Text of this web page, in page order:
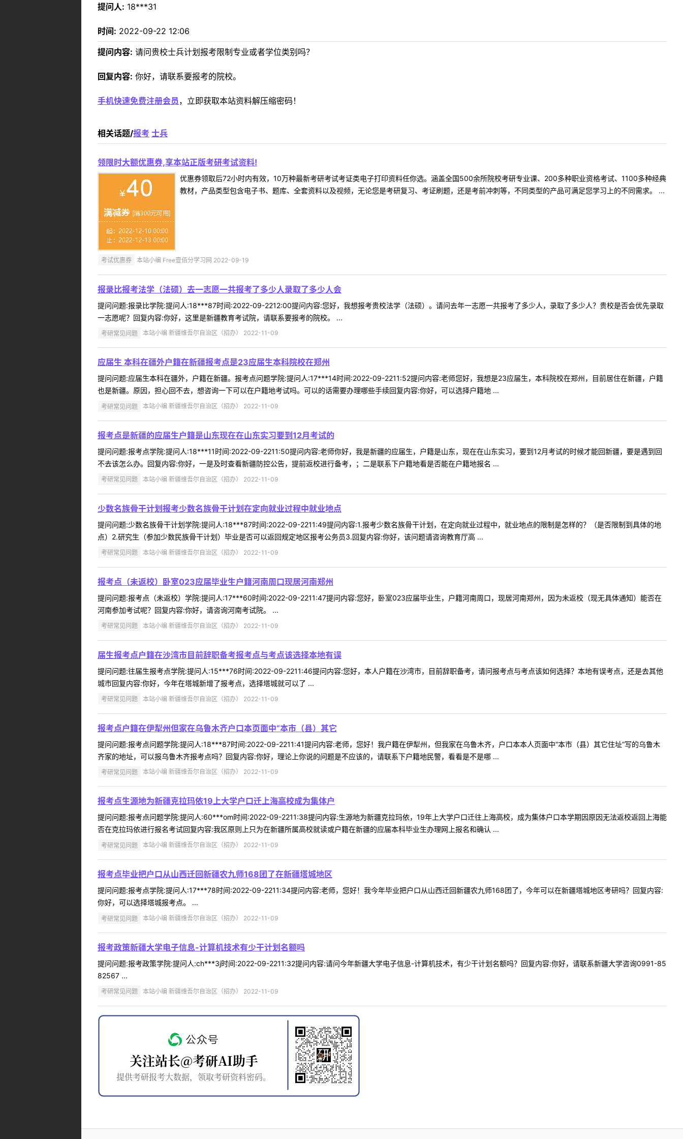
提问人: 18***31
时间: 2022-09-22 12:06
提问内容: 请问贵校士兵计划报考限制专业或者学位类别吗？
回复内容: 你好，请联系要报考的院校。
手机快速免费注册会员 ，立即获取本站资料解压缩密码！
相关话题/报考 士兵
领限时大额优惠券,享本站正版考研考试资料!
优惠券领取后72小时内有效，10万种最新考研考试考证类电子打印资料任你选。涵盖全国500余所院校考研专业课、200多种职业资格考试、1100多种经典
教材，产品类型包含电子书、题库、全套资料以及视频，无论您是考研复习、考证刷题，还是考前冲刺等，不同类型的产品可满足您学习上的不同需求。 ...
考试优惠券 本站小编 Free壹佰分学习网 2022-09-19
报录比报考法学（法硕）去一志愿一共报考了多少人录取了多少人会
提问问题:报录比学院:提问人:18***87时间:2022-09-2212:00提问内容:您好，我想报考贵校法学（法硕）。请问去年一志愿一共报考了多少人，录取了多少人？贵校是否会优先录取
一志愿呢？回复内容:你好，这里是新疆教育考试院，请联系要报考的院校。 ...
考研常见问题 本站小编 新疆维吾尔自治区（招办） 2022-11-09
应届生 本科在疆外户籍在新疆报考点是23应届生本科院校在郑州
提问问题:应届生本科在疆外，户籍在新疆。报考点问题学院:提问人:17***14时间:2022-09-2211:52提问内容:老师您好，我想是23应届生，本科院校在郑州，目前居住在新疆，户籍
也是新疆。原因，担心回不去，想咨询一下可以在户籍地考试吗。可以的话需要办理哪些手续回复内容:你好，可以选择户籍地 ...
考研常见问题 本站小编 新疆维吾尔自治区（招办） 2022-11-09
报考点是新疆的应届生户籍是山东现在在山东实习要到12月考试的
提问问题:报考点学院:提问人:18***11时间:2022-09-2211:50提问内容:老师你好，我是新疆的应届生，户籍是山东，现在在山东实习，要到12月考试的时候才能回新疆，要是遇到回
不去该怎么办。回复内容:你好，一是及时查看新疆防控公告，提前返校进行备考，；二是联系下户籍地看是否能在户籍地报名 ...
考研常见问题 本站小编 新疆维吾尔自治区（招办） 2022-11-09
少数名族骨干计划报考少数名族骨干计划在定向就业过程中就业地点
提问问题:少数名族骨干计划学院:提问人:18***87时间:2022-09-2211:49提问内容:1.报考少数名族骨干计划，在定向就业过程中，就业地点的限制是怎样的？（是否限制到具体的地
点）2.研究生（参加少数民族骨干计划）毕业是否可以返回规定地区报考公务员3.回复内容:你好，该问题请咨询教育厅高 ...
考研常见问题 本站小编 新疆维吾尔自治区（招办） 2022-11-09
报考点（未返校）卧室023应届毕业生户籍河南周口现居河南郑州
提问问题:报考点（未返校）学院:提问人:17***60时间:2022-09-2211:47提问内容:您好，卧室023应届毕业生，户籍河南周口，现居河南郑州，因为未返校（现无具体通知）能否在
河南参加考试呢？回复内容:你好，请咨询河南考试院。 ...
考研常见问题 本站小编 新疆维吾尔自治区（招办） 2022-11-09
届生报考点户籍在沙湾市目前辞职备考报考点与考点该选择本地有误
提问问题:往届生报考点学院:提问人:15***76时间:2022-09-2211:46提问内容:您好，本人户籍在沙湾市，目前辞职备考，请问报考点与考点该如何选择？本地有误考点，还是去其他
城市回复内容:你好，今年在塔城新增了报考点，选择塔城就可以了 ...
考研常见问题 本站小编 新疆维吾尔自治区（招办） 2022-11-09
报考点户籍在伊犁州但家在乌鲁木齐户口本页面中“本市（县）其它
提问问题:报考点问题学院:提问人:18***87时间:2022-09-2211:41提问内容:老师，您好！我户籍在伊犁州，但我家在乌鲁木齐，户口本本人页面中“本市（县）其它住址”写的乌鲁木
齐家的地址，可以报乌鲁木齐报考点吗？回复内容:你好，理论上你说的问题是不应该的，请联系下户籍地民警，看看是不是哪 ...
考研常见问题 本站小编 新疆维吾尔自治区（招办） 2022-11-09
报考点生源地为新疆克拉玛依19上大学户口迁上海高校成为集体户
提问问题:报考点问题学院:提问人:60***om时间:2022-09-2211:38提问内容:生源地为新疆克拉玛依，19年上大学户口迁往上海高校，成为集体户口本学期因原因无法返校返回上海能
否在克拉玛依进行报名考试回复内容:我区原则上只为在新疆所属高校就读或户籍在新疆的应届本科毕业生办理网上报名和确认 ...
考研常见问题 本站小编 新疆维吾尔自治区（招办） 2022-11-09
报考点毕业把户口从山西迁回新疆农九师168团了在新疆塔城地区
提问问题:报考点学院:提问人:17***78时间:2022-09-2211:34提问内容:老师，您好！我今年毕业把户口从山西迁回新疆农九师168团了，今年可以在新疆塔城地区考研吗？回复内容:
你好，可以选择塔城报考点。 ...
考研常见问题 本站小编 新疆维吾尔自治区（招办） 2022-11-09
报考政策新疆大学电子信息-计算机技术有少干计划名额吗
提问问题:报考政策学院:提问人:ch***3j时间:2022-09-2211:32提问内容:请问今年新疆大学电子信息-计算机技术，有少干计划名额吗？回复内容:你好，请联系新疆大学咨询0991-85
82567 ...
考研常见问题 本站小编 新疆维吾尔自治区（招办） 2022-11-09